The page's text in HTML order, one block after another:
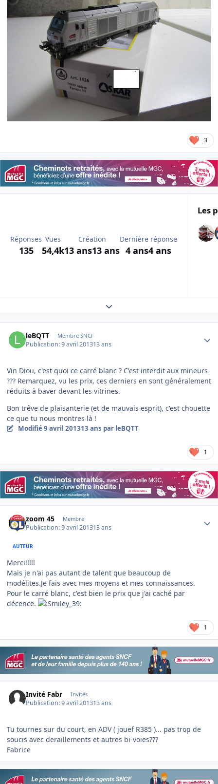
3
Réponses
135
Vues
54,4k
Création
13 ans13 ans
Dernière réponse
4 ans4 ans
Les
Expand topic overview
leBQTT Membre SNCF
Publication:9 avril 201313 ans
Vin Diou, c'est quoi ce carré blanc ? C'est interdit aux mineurs
??? Remarquez, vu les prix, ces derniers en sont généralement
réduits à baver devant les vitrines.
Bon trêve de plaisanterie (et de mauvais esprit), c'est chouette
ce que tu nous montres là !
Modifié9 avril 201313 ans par leBQTT
1
zoom 45 Membre
Publication:9 avril 201313 ans
AUTEUR
Merci!!!!!
Mais je n'ai pas autant de talent que beaucoup de
modélites.Je fais avec mes moyens et mes connaissances.
Pour le carré blanc, c'est bien le prix que j'ai caché par
décence.
1
Invité Fabr Invités
Publication:9 avril 201313 ans
Tu tournes sur du court, en ADV ( jouef R385 )... pas trop de
soucis avec deraillements et autres bi-voies???
Fabrice